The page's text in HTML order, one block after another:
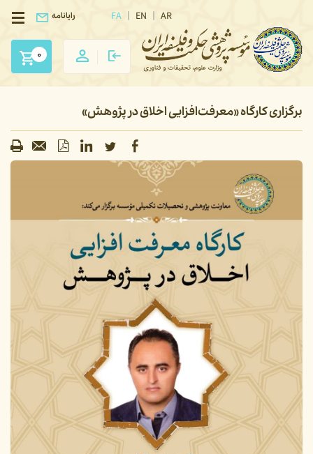
FA EN AR رایانامه
0
برگزاری کارگاه «معرفت‌افزایی اخلاق در پژوهش»